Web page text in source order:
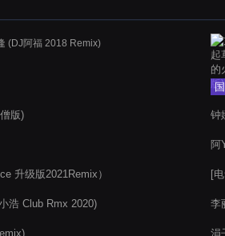
(DJ阿福 2018 Remix)
版)
升级版2021Remix）
浩 Club Rmx 2020)
钟
阿
[
李
涓